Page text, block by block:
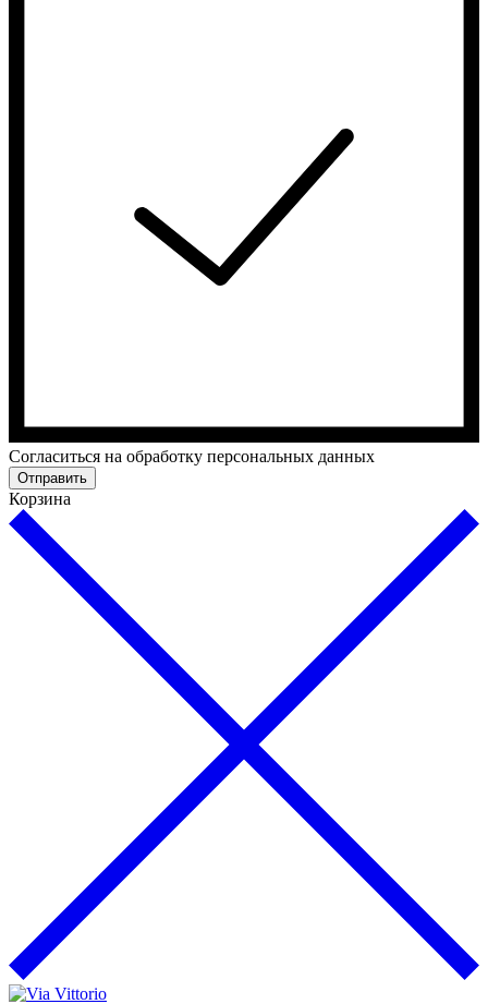
Cогласиться на обработку персональных данных
Отправить
Корзина